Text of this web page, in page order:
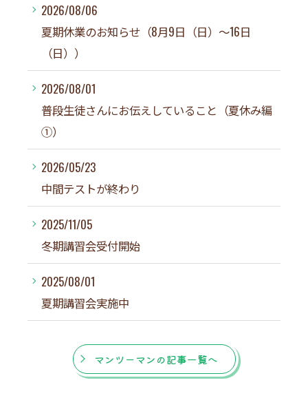
2026/08/06
夏期休業のお知らせ（8月9日（日）～16日
（日））
2026/08/01
普段生徒さんにお伝えしていること（夏休み編
①）
2026/05/23
中間テストが終わり
2025/11/05
冬期講習会受付開始
2025/08/01
夏期講習会実施中
マンツーマンの記事一覧へ